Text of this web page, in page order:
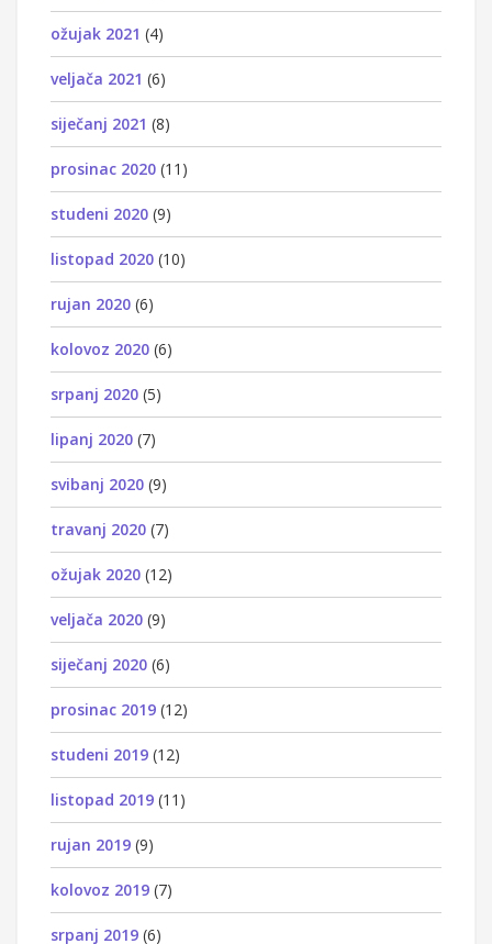
ožujak 2021 (4)
veljača 2021 (6)
siječanj 2021 (8)
prosinac 2020 (11)
studeni 2020 (9)
listopad 2020 (10)
rujan 2020 (6)
kolovoz 2020 (6)
srpanj 2020 (5)
lipanj 2020 (7)
svibanj 2020 (9)
travanj 2020 (7)
ožujak 2020 (12)
veljača 2020 (9)
siječanj 2020 (6)
prosinac 2019 (12)
studeni 2019 (12)
listopad 2019 (11)
rujan 2019 (9)
kolovoz 2019 (7)
srpanj 2019 (6)